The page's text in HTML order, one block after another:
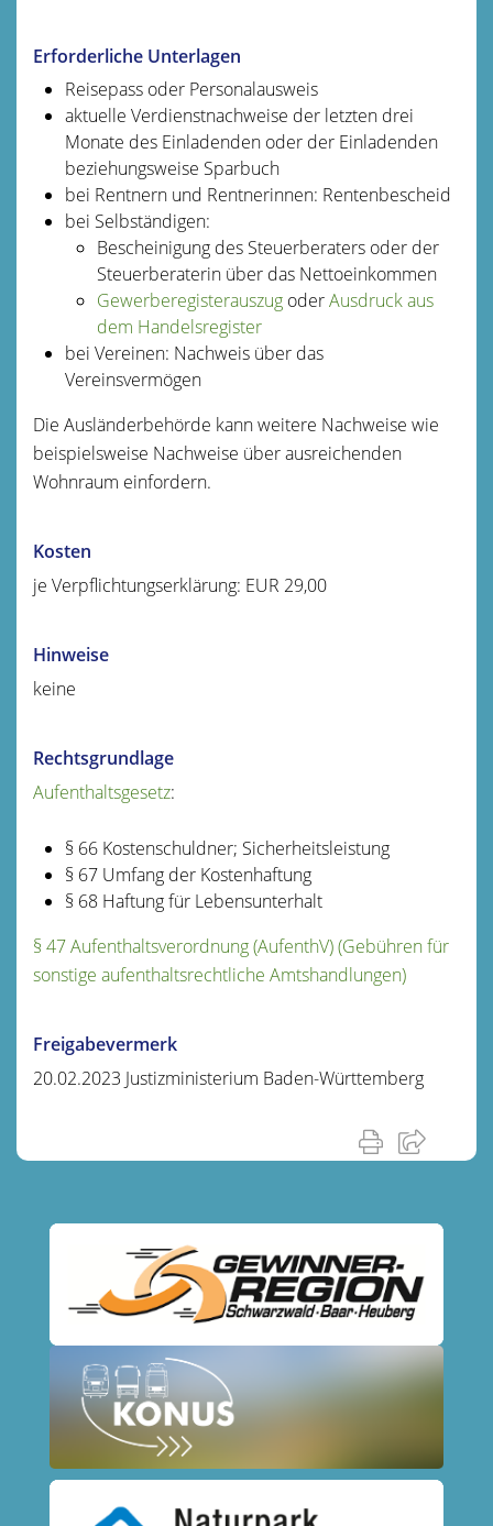
Erforderliche Unterlagen
Reisepass oder Personalausweis
aktuelle Verdienstnachweise der letzten drei
Monate des Einladenden oder der Einladenden
beziehungsweise Sparbuch
bei Rentnern und Rentnerinnen: Rentenbescheid
bei Selbständigen:
Bescheinigung des Steuerberaters oder der
Steuerberaterin über das Nettoeinkommen
GewerberegisterauszugoderAusdruck aus
dem Handelsregister
bei Vereinen: Nachweis über das
Vereinsvermögen
Die Ausländerbehörde kann weitere Nachweise wie
beispielsweise Nachweise über ausreichenden
Wohnraum einfordern.
Kosten
je Verpflichtungserklärung: EUR 29,00
Hinweise
keine
Rechtsgrundlage
Aufenthaltsgesetz:
§ 66 Kostenschuldner; Sicherheitsleistung
§ 67 Umfang der Kostenhaftung
§ 68 Haftung für Lebensunterhalt
§ 47 Aufenthaltsverordnung (AufenthV) (Gebühren für
sonstige aufenthaltsrechtliche Amtshandlungen)
Freigabevermerk
20.02.2023 Justizministerium Baden-Württemberg